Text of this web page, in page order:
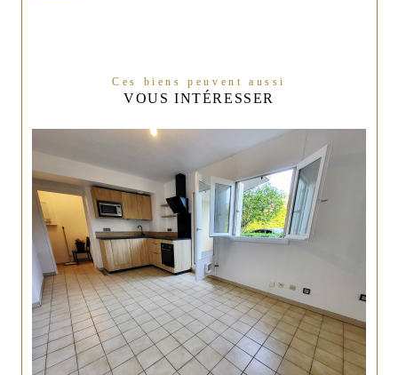
Ces biens peuvent aussi
VOUS INTÉRESSER